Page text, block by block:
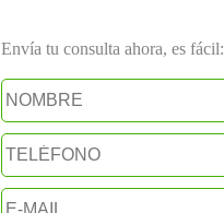
Envía tu consulta ahora, es fácil: